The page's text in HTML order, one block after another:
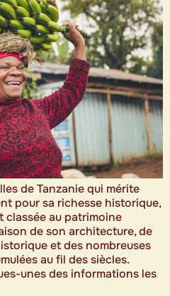
de Tanzanie qui mérite
pour sa richesse historique,
classée au patrimoine
de son architecture, de
et des nombreuses
au fil des siècles.
unes des informations les